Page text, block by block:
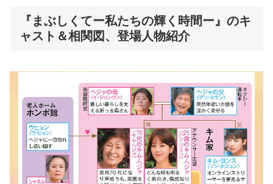
『まぶしくてー私たちの輝く時間ー』のキ
ャスト＆相関図、登場人物紹介